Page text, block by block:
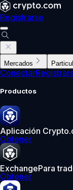
Registrarse
Mercados
Conectar
Productos
Aplicación
Obtener
ExchangePara
Obtener